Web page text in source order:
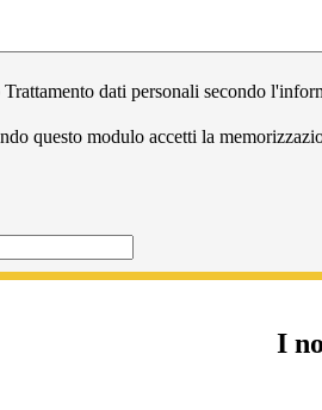
Trattamento dati personali secondo
questo modulo accetti la
I